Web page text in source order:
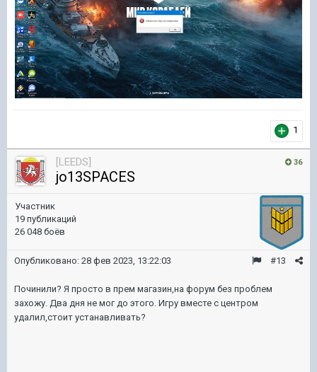
1
36
[LEEDS]
jo13SPACES
Участник
19 публикаций
26 048 боёв
#13
Опубликовано: 28 фев 2023, 13:22:03
Починили? Я просто в прем магазин,на форум без проблем
захожу. Два дня не мог до этого. Игру вместе с центром
удалил,стоит устанавливать?